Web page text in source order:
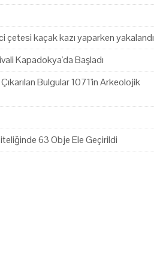
çetesi kaçak kazı yaparken yakalandı
Kapadokya'da Başladı
Bulgular 1071'in Arkeolojik
63 Obje Ele Geçirildi